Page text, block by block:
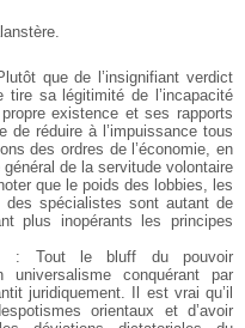
que de l’insignifiant verdict
tire sa légitimité de l’incapacité
existence et ses rapports
de réduire à l’impuissance tous
des ordres de l’économie, en
de la servitude volontaire
que le poids des lobbies, les
des spécialistes sont autant de
plus inopérants les principes
: Tout le bluff du pouvoir
conquérant par
juridiquement. Il est vrai qu’il
orientaux et d’avoir